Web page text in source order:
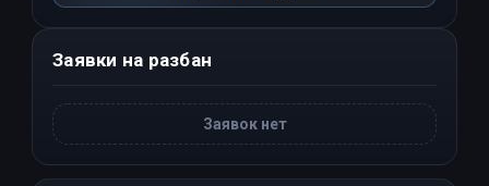
Заявки на разбан
Заявок нет